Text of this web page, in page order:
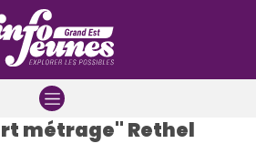
métrage" Rethel